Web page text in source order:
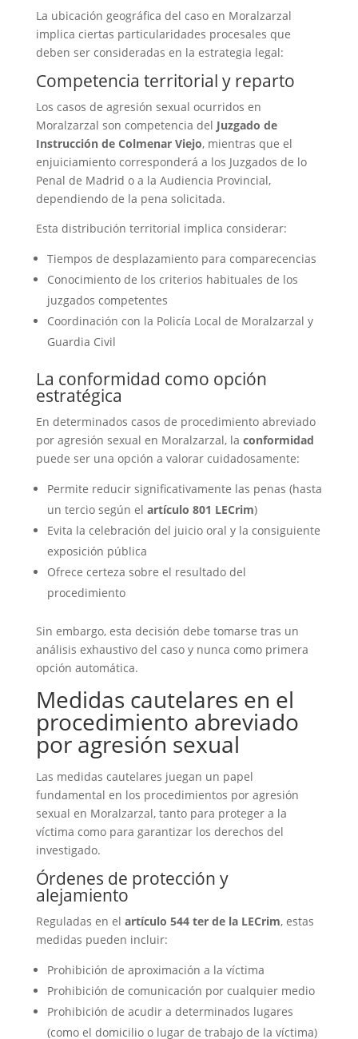
La ubicación geográfica del caso en Moralzarzal
implica ciertas particularidades procesales que
deben ser consideradas en la estrategia legal:
Competencia territorial y reparto
Los casos de agresión sexual ocurridos en
Moralzarzal son competencia del Juzgado de
Instrucción de Colmenar Viejo, mientras que el
enjuiciamiento corresponderá a los Juzgados de lo
Penal de Madrid o a la Audiencia Provincial,
dependiendo de la pena solicitada.
Esta distribución territorial implica considerar:
Tiempos de desplazamiento para comparecencias
Conocimiento de los criterios habituales de los
juzgados competentes
Coordinación con la Policía Local de Moralzarzal y
Guardia Civil
La conformidad como opción
estratégica
En determinados casos de procedimiento abreviado
por agresión sexual en Moralzarzal, la conformidad
puede ser una opción a valorar cuidadosamente:
Permite reducir significativamente las penas (hasta
un tercio según el artículo 801 LECrim)
Evita la celebración del juicio oral y la consiguiente
exposición pública
Ofrece certeza sobre el resultado del
procedimiento
Sin embargo, esta decisión debe tomarse tras un
análisis exhaustivo del caso y nunca como primera
opción automática.
Medidas cautelares en el
procedimiento abreviado
por agresión sexual
Las medidas cautelares juegan un papel
fundamental en los procedimientos por agresión
sexual en Moralzarzal, tanto para proteger a la
víctima como para garantizar los derechos del
investigado.
Órdenes de protección y
alejamiento
Reguladas en el artículo 544 ter de la LECrim, estas
medidas pueden incluir:
Prohibición de aproximación a la víctima
Prohibición de comunicación por cualquier medio
Prohibición de acudir a determinados lugares
(como el domicilio o lugar de trabajo de la víctima)